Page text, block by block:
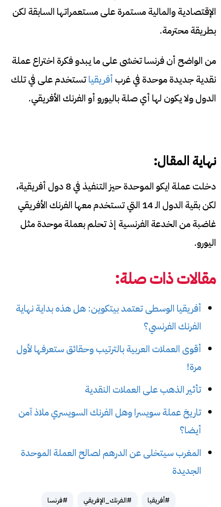
الإقتصادية والمالية مستمرة على مستعمراتها السابقة لكن
بطريقة محترمة.
من الواضح أن فرنسا تخشى على ما يبدو فكرة اختراع عملة
نقدية جديدة موحدة في غرب أفريقياتستخدم على في تلك
الدول ولا يكون لها أي صلة باليورو أو الفرنك الأفريقي.
نهاية المقال:
دخلت عملة ايكو الموحدة حيز التنفيذ في 8 دول أفريقية،
لكن بقية الدول الـ 14 التي تستخدم معها الفرنك الأفريقي
غاضبة من الخدعة الفرنسية إذ تحلم بعملة موحدة مثل
اليورو.
مقالات ذات صلة:
أفريقيا الوسطى تعتمد بيتكوين: هل هذه بداية نهاية
الفرنك الفرنسي؟
أقوى العملات العربية بالترتيب وحقائق ستعرفها لأول
مرة!
تأثير الذهب على العملات النقدية
تاريخ عملة سويسرا وهل الفرنك السويسري ملاذ آمن
أيضا؟
المغرب سيتخلى عن الدرهم لصالح العملة الموحدة
الجديدة
#أفريقيا #الفرنك_الإفريقي #فرنسا